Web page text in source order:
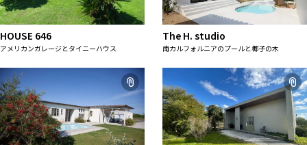
お気に入り
特集
お知らせ
会社概要
お問い合わせ
HOUSE 646
アメリカンガレージとタイニーハウス
The H. studio
南カルフォルニアのプールと椰子の木